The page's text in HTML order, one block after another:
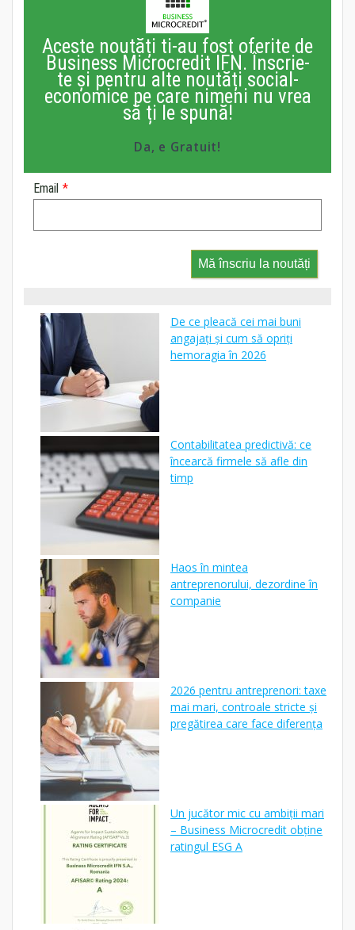
Aceste noutăți ti-au fost oferite de
Business Microcredit IFN. Înscrie-
te și pentru alte noutăți social-
economice pe care nimeni nu vrea
să ți le spună!
Da, e Gratuit!
Email *
Mă înscriu la noutăți
De ce pleacă cei mai buni
angajați și cum să opriți
hemoragia în 2026
Contabilitatea predictivă: ce
încearcă firmele să afle din
timp
Haos în mintea
antreprenorului, dezordine în
companie
2026 pentru antreprenori: taxe
mai mari, controale stricte și
pregătirea care face diferența
Un jucător mic cu ambiții mari
– Business Microcredit obține
ratingul ESG A